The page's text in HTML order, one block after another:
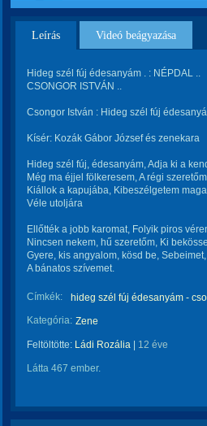
Leírás Videó beágyazása
Hideg szél fúj édesanyám . : NÉPDAL ..
CSONGOR ISTVÁN ..
Csongor István : Hideg szél fúj
Kísér: Kozák Gábor József és zenekara
Hideg szél fúj, édesanyám, Adja ki a
Még ma éjjel fölkeresem, A régi
Kiállok a kapujába, Kibeszélgetem
Véle utoljára
Ellőtték a jobb karomat, Folyik piros
Nincsen nekem, hű szeretőm, Ki
Gyere, kis angyalom, kösd be,
A bánatos szívemet.
Címkék:
hideg szél fúj édesanyám -
Kategória: Zene
Feltöltötte: Ládi Rozália 12 éve
Látta 467 ember.